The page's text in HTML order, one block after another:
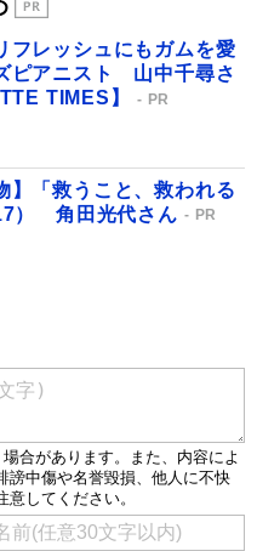
フレッシュにもガムを愛
ピアニスト 山中千尋さ
TIMES】
PR
】「救うこと、救われる
） 角田光代さん
PR